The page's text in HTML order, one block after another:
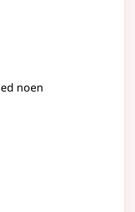
noen